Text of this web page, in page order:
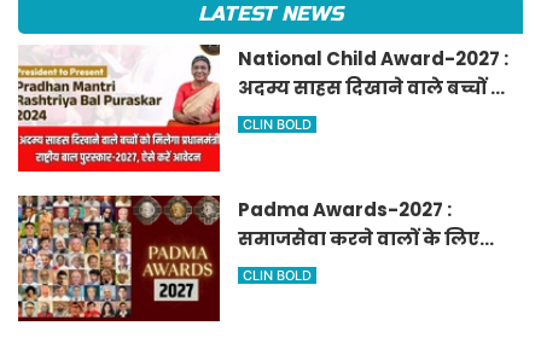
LATEST NEWS
National Child Award-2027 :
अदम्य साहस दिखाने वाले बच्चों को
मिलेगा प्रधानमंत्री राष्ट्रीय बाल
CLIN BOLD
Padma Awards-2027 :
समाजसेवा करने वालों के लिए
सुनेहरा मौका, गृह मंत्रालय ने
CLIN BOLD